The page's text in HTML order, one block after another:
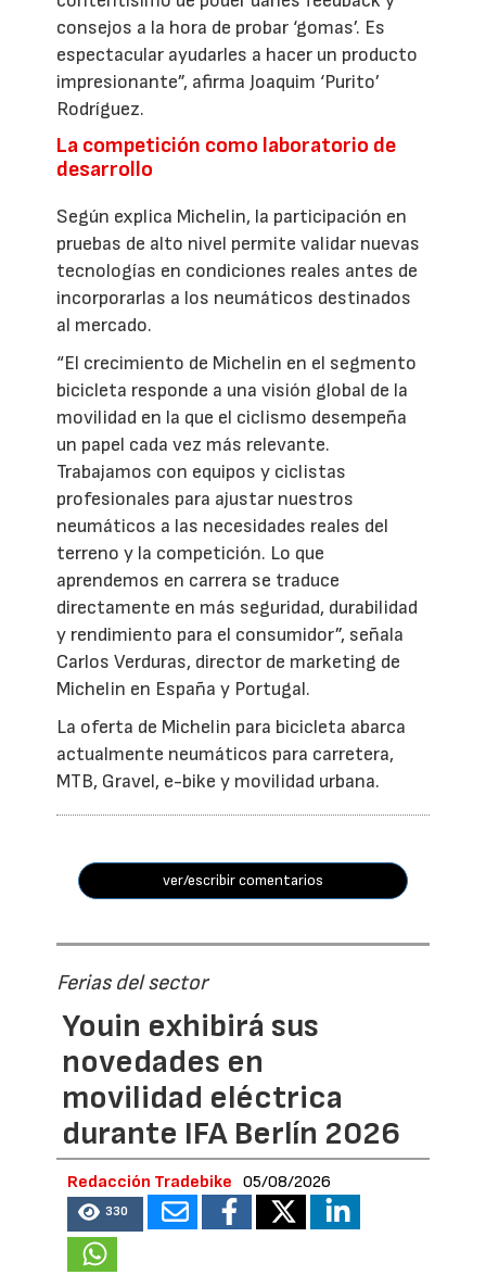
consejos a la hora de probar ‘gomas’. Es
espectacular ayudarles a hacer un producto
impresionante”, afirma Joaquim ‘Purito’
Rodríguez.
La competición como laboratorio de
desarrollo
Según explica Michelin, la participación en
pruebas de alto nivel permite validar nuevas
tecnologías en condiciones reales antes de
incorporarlas a los neumáticos destinados
al mercado.
“El crecimiento de Michelin en el segmento
bicicleta responde a una visión global de la
movilidad en la que el ciclismo desempeña
un papel cada vez más relevante.
Trabajamos con equipos y ciclistas
profesionales para ajustar nuestros
neumáticos a las necesidades reales del
terreno y la competición. Lo que
aprendemos en carrera se traduce
directamente en más seguridad, durabilidad
y rendimiento para el consumidor”, señala
Carlos Verduras, director de marketing de
Michelin en España y Portugal.
La oferta de Michelin para bicicleta abarca
actualmente neumáticos para carretera,
MTB, Gravel, e-bike y movilidad urbana.
ver/escribir comentarios
Ferias del sector
Youin exhibirá sus
novedades en
movilidad eléctrica
durante IFA Berlín 2026
Redacción Tradebike 05/08/2026
330